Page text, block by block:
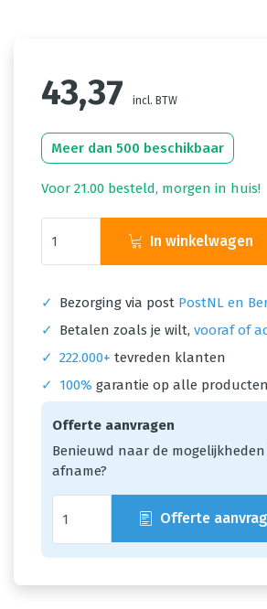
43,37 incl. BTW
Meer dan 500 beschikbaar
Voor 21.00 besteld, morgen in huis!
In winkelwagen
✓ Bezorging via post PostNL en
✓
Betalen zoals je wilt, vooraf of
✓ 222.000+ tevreden klanten
✓
100% garantie op alle producten
Offerte aanvragen
Benieuwd naar de
afname?
Offerte